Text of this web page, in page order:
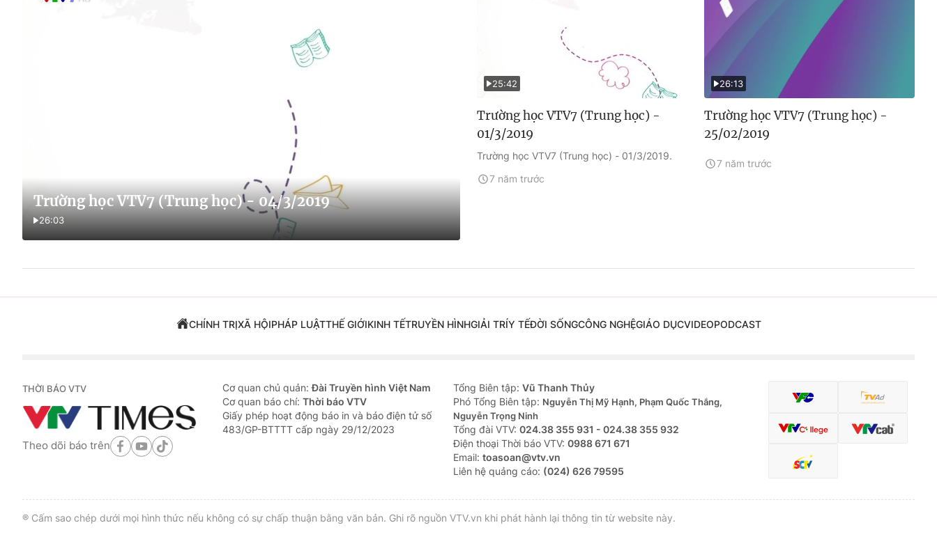
Trường học VTV7 (Trung học) - 04/3/2019
26:03
25:42
Trường học VTV7 (Trung học) -
01/3/2019
Trường học VTV7 (Trung học) - 01/3/2019.
7 năm trước
26:13
Trường học VTV7 (Trung học) -
25/02/2019
7 năm trước
CHÍNH TRỊXÃ HỘIPHÁP LUẬTTHẾ GIỚIKINH TẾTRUYỀN HÌNHGIẢI TRÍY TẾĐỜI SỐNGCÔNG NGHỆGIÁO DỤCVIDEOPODCAST
THỜI BÁO VTV
Theo dõi báo trên
Cơ quan chủ quản:Đài Truyền hình Việt Nam
Cơ quan báo chí: Thời báo VTV
Giấy phép hoạt động báo in và báo điện tử số
483/GP-BTTTT cấp ngày 29/12/2023
Tổng Biên tập: Vũ Thanh Thủy
Phó Tổng Biên tập: Nguyễn Thị Mỹ Hạnh, Phạm Quốc Thắng,
Nguyễn Trọng Ninh
Tổng đài VTV: 024.38 355 931 - 024.38 355 932
Ðiện thoại Thời báo VTV: 0988 671 671
Email: toasoan@vtv.vn
Liên hệ quảng cáo: (024) 626 79595
® Cấm sao chép dưới mọi hình thức nếu không có sự chấp thuận bằng văn bản. Ghi rõ nguồn VTV.vn khi phát hành lại thông tin từ website này.